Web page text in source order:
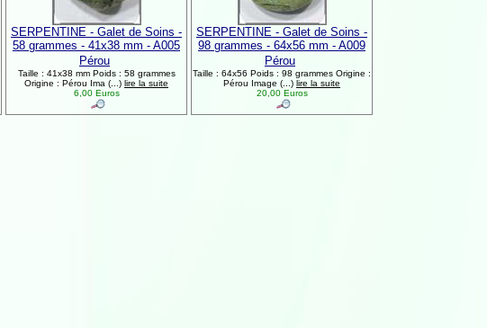
SERPENTINE - Galet de Soins -
58 grammes - 41x38 mm - A005
Pérou
Taille : 41x38 mm Poids : 58 grammes
Origine : Pérou Ima (...) lire la suite
6,00 Euros
SERPENTINE - Galet de Soins -
98 grammes - 64x56 mm - A009
Pérou
Taille : 64x56 Poids : 98 grammes Origine :
Pérou Image (...) lire la suite
20,00 Euros